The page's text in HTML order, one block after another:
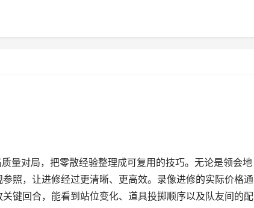
量对局，把零散经验整理成可复用的技巧。无论是领会地
照，让进修经过更清晰、更高效。录像进修的实际价格通
键回合，能看到站位变化、道具投掷顺序以及队友间的配